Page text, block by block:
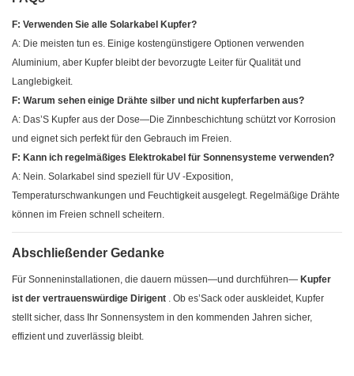
F: Verwenden Sie alle Solarkabel Kupfer?
A: Die meisten tun es. Einige kostengünstigere Optionen verwenden
Aluminium, aber Kupfer bleibt der bevorzugte Leiter für Qualität und
Langlebigkeit.
F: Warum sehen einige Drähte silber und nicht kupferfarben aus?
A: Das’S Kupfer aus der Dose—Die Zinnbeschichtung schützt vor Korrosion
und eignet sich perfekt für den Gebrauch im Freien.
F: Kann ich regelmäßiges Elektrokabel für Sonnensysteme verwenden?
A: Nein. Solarkabel sind speziell für UV -Exposition,
Temperaturschwankungen und Feuchtigkeit ausgelegt. Regelmäßige Drähte
können im Freien schnell scheitern.
Abschließender Gedanke
Für Sonneninstallationen, die dauern müssen—und durchführen— Kupfer
ist der vertrauenswürdige Dirigent . Ob es’Sack oder auskleidet, Kupfer
stellt sicher, dass Ihr Sonnensystem in den kommenden Jahren sicher,
effizient und zuverlässig bleibt.